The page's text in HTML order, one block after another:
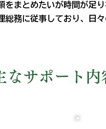
をまとめたいが時間が足り
総務に従事しており、日
なサポート内